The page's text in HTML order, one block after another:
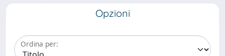
Opzioni
Ordina per: